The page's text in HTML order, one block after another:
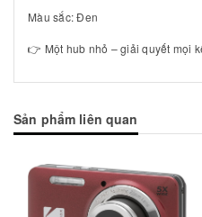
Màu sắc: Đen
👉 Một hub nhỏ – giải quyết mọi
Sản phẩm liên quan